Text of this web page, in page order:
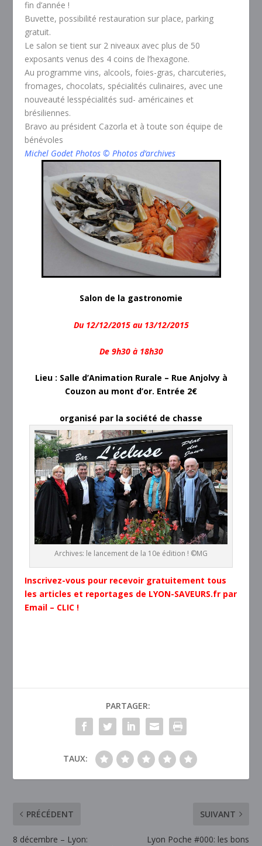
fin d’année !
Buvette, possibilité restauration sur place, parking
gratuit.
Le salon se tient sur 2 niveaux avec plus de 50
exposants venus des 4 coins de l’hexagone.
Au programme vins, alcools, foies-gras, charcuteries,
fromages, chocolats, spécialités culinaires, avec une
nouveauté lesspécialités sud- américaines et
brésiliennes.
Bravo au président Cazorla et à toute son équipe de
bénévoles
Michel Godet Photos © Photos d’archives
Salon de la gastronomie
Du 12/12/2015 au 13/12/2015
De 9h30 à 18h30
Lieu : Salle d’Animation Rurale – Rue Anjolvy à
Couzon au mont d’or. Entrée 2€
organisé par la société de chasse
Archives: le lancement de la 10e édition ! ©MG
Inscrivez-vous pour recevoir gratuitement tous
les articles et reportages de LYON-SAVEURS.fr par
Email – CLIC !
PARTAGER:
TAUX:
PRÉCÉDENT
8 décembre – Lyon:
SUIVANT
Lyon Poche #000: les bons